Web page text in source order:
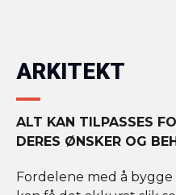
ARKITEKT
ALT KAN TILPASSES
DERES ØNSKER OG
Fordelene med å